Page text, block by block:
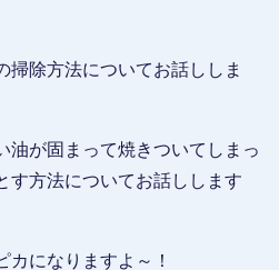
掃除方法についてお話ししま
油が固まって焼きついてしまっ
す方法についてお話しします
カになりますよ～！